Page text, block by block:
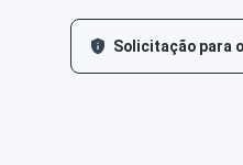
Solicitação para